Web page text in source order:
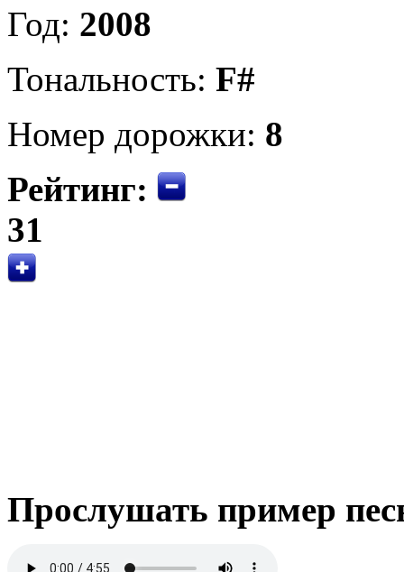
Год: 2008
Тональность: F#
Номер дорожки: 8
Рейтинг:
31
Прослушать пример